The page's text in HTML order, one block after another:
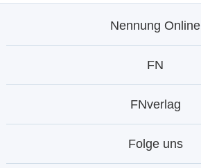
Nennung Online
FN
FNverlag
Folge uns